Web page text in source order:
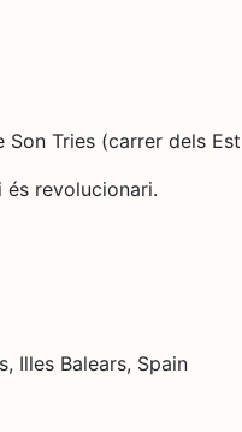
Tries (carrer dels
és revolucionari.
Illes Balears, Spain